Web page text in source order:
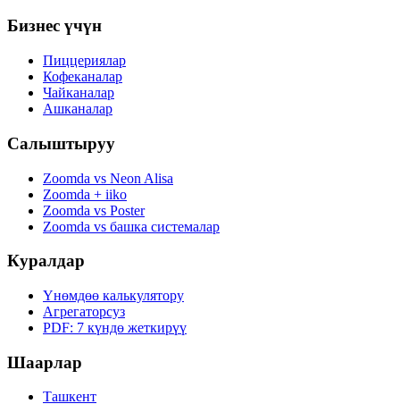
Бизнес үчүн
Пиццериялар
Кофеканалар
Чайканалар
Ашканалар
Салыштыруу
Zoomda vs Neon Alisa
Zoomda + iiko
Zoomda vs Poster
Zoomda vs башка системалар
Куралдар
Үнөмдөө калькулятору
Агрегаторсуз
PDF: 7 күндө жеткирүү
Шаарлар
Ташкент